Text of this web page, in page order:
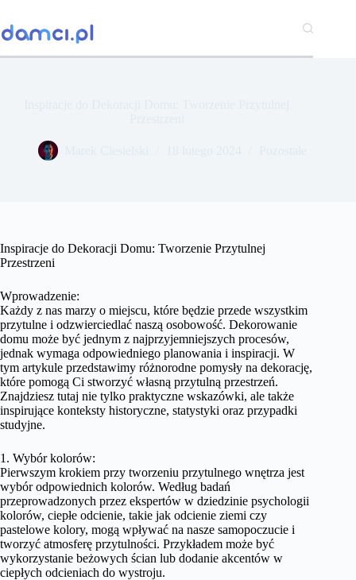
treści
Inspiracje do Dekoracji Domu: Tworzenie Przytulnej
Przestrzeni
Wprowadzenie:
Każdy z nas marzy o miejscu, które będzie przede wszystkim
przytulne i odzwierciedlać naszą osobowość. Dekorowanie
domu może być jednym z najprzyjemniejszych procesów,
jednak wymaga odpowiedniego planowania i inspiracji. W
tym artykule przedstawimy różnorodne pomysły na dekorację,
które pomogą Ci stworzyć własną przytulną przestrzeń.
Znajdziesz tutaj nie tylko praktyczne wskazówki, ale także
inspirujące konteksty historyczne, statystyki oraz przypadki
studyjne.
1. Wybór kolorów:
Pierwszym krokiem przy tworzeniu przytulnego wnętrza jest
wybór odpowiednich kolorów. Według badań
przeprowadzonych przez ekspertów w dziedzinie psychologii
kolorów, ciepłe odcienie, takie jak odcienie ziemi czy
pastelowe kolory, mogą wpływać na nasze samopoczucie i
tworzyć atmosferę przytulności. Przykładem może być
wykorzystanie beżowych ścian lub dodanie akcentów w
ciepłych odcieniach do wystroju.